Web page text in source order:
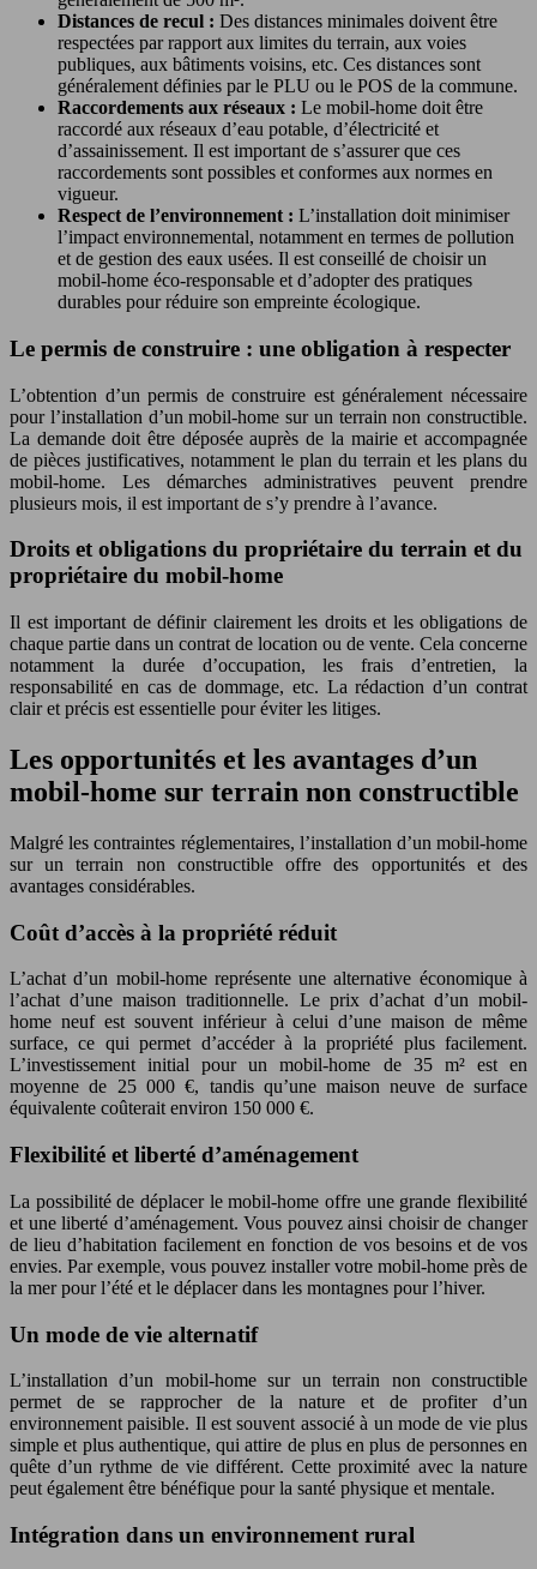
Distances de recul : Des distances minimales doivent être
respectées par rapport aux limites du terrain, aux voies
publiques, aux bâtiments voisins, etc. Ces distances sont
généralement définies par le PLU ou le POS de la commune.
Raccordements aux réseaux : Le mobil-home doit être
raccordé aux réseaux d’eau potable, d’électricité et
d’assainissement. Il est important de s’assurer que ces
raccordements sont possibles et conformes aux normes en
vigueur.
Respect de l’environnement : L’installation doit minimiser
l’impact environnemental, notamment en termes de pollution
et de gestion des eaux usées. Il est conseillé de choisir un
mobil-home éco-responsable et d’adopter des pratiques
durables pour réduire son empreinte écologique.
Le permis de construire : une obligation à respecter
L’obtention d’un permis de construire est généralement nécessaire
pour l’installation d’un mobil-home sur un terrain non constructible.
La demande doit être déposée auprès de la mairie et accompagnée
de pièces justificatives, notamment le plan du terrain et les plans du
mobil-home. Les démarches administratives peuvent prendre
plusieurs mois, il est important de s’y prendre à l’avance.
Droits et obligations du propriétaire du terrain et du
propriétaire du mobil-home
Il est important de définir clairement les droits et les obligations de
chaque partie dans un contrat de location ou de vente. Cela concerne
notamment la durée d’occupation, les frais d’entretien, la
responsabilité en cas de dommage, etc. La rédaction d’un contrat
clair et précis est essentielle pour éviter les litiges.
Les opportunités et les avantages d’un
mobil-home sur terrain non constructible
Malgré les contraintes réglementaires, l’installation d’un mobil-home
sur un terrain non constructible offre des opportunités et des
avantages considérables.
Coût d’accès à la propriété réduit
L’achat d’un mobil-home représente une alternative économique à
l’achat d’une maison traditionnelle. Le prix d’achat d’un mobil-
home neuf est souvent inférieur à celui d’une maison de même
surface, ce qui permet d’accéder à la propriété plus facilement.
L’investissement initial pour un mobil-home de 35 m² est en
moyenne de 25 000 €, tandis qu’une maison neuve de surface
équivalente coûterait environ 150 000 €.
Flexibilité et liberté d’aménagement
La possibilité de déplacer le mobil-home offre une grande flexibilité
et une liberté d’aménagement. Vous pouvez ainsi choisir de changer
de lieu d’habitation facilement en fonction de vos besoins et de vos
envies. Par exemple, vous pouvez installer votre mobil-home près de
la mer pour l’été et le déplacer dans les montagnes pour l’hiver.
Un mode de vie alternatif
L’installation d’un mobil-home sur un terrain non constructible
permet de se rapprocher de la nature et de profiter d’un
environnement paisible. Il est souvent associé à un mode de vie plus
simple et plus authentique, qui attire de plus en plus de personnes en
quête d’un rythme de vie différent. Cette proximité avec la nature
peut également être bénéfique pour la santé physique et mentale.
Intégration dans un environnement rural